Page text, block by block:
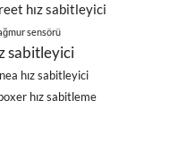
hız sabitleyici
sensörü
sabitleyici
hız sabitleyici
hız sabitleme